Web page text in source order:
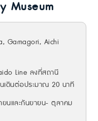
Museum
Gamagori, Aichi
Line ลงที่สถานี
เดินต่อประมาณ 20 นาที
นและกันยายน- ตุลาคม